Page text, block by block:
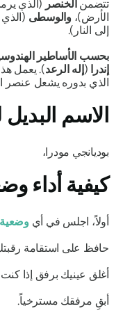
تتضمنالخنصر(الذي يرمز
الأرض)،والوسطى(الذي
إلى النار).
بحسب الأساطير
إندرا( إله الرعد). يعمل هذا
الذي بدوره يشعل عنصر
الاسم البديل
بوديانجي مودرا،
كيفية أداء
أولاً، اجلس في أيوضعية
حافظ على استقامة
أغلق عينيك برفق إذا كنت
أبقِ مرفقك مسترخياً.